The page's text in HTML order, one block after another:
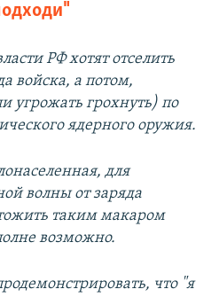
РФ хотят отселить
войска, а потом,
угрожать грохнуть) по
ядерного оружия.
для
волны от заряда
таким макаром
возможно.
что "я